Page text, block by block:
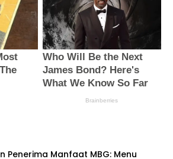
Penerima Manfaat MBG: Menu